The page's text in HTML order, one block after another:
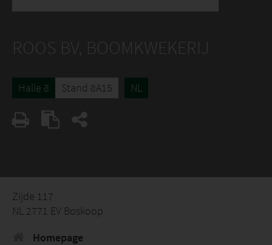
ROOS BV, BOOMKWEKERIJ
Halle 8 Stand 8A15 NL
Zijde 117
NL 2771 EV Boskoop
Homepage